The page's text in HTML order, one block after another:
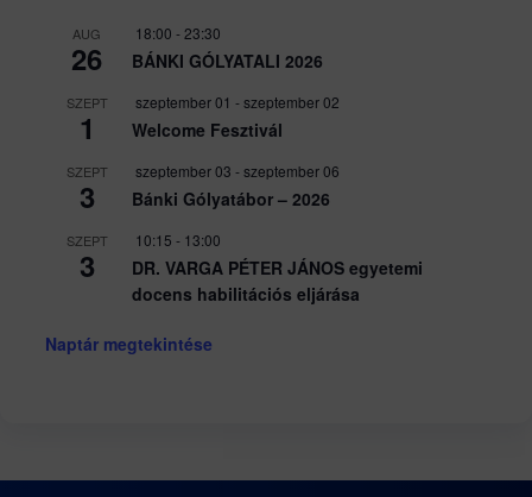
AUG
26
18:00 - 23:30
BÁNKI GÓLYATALI 2026
SZEPT
1
szeptember 01 -szeptember 02
Welcome Fesztivál
SZEPT
3
szeptember 03 -szeptember 06
Bánki Gólyatábor – 2026
SZEPT
3
10:15 - 13:00
DR. VARGA PÉTER JÁNOS egyetemi
docens habilitációs eljárása
Naptár megtekintése